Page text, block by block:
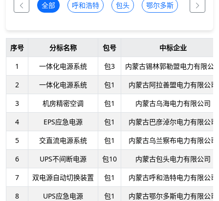
全部 呼和浩特 包头 鄂尔多斯 乌兰察布
序号 分标名称 包号
中标企业
1
一体化电源系统 包3
内蒙古锡林郭勒盟电力有限公
2
一体化电源系统 包1
内蒙古阿拉善盟电力有限公司
3
机房精密空调 包1
内蒙古乌海电力有限公司
4
EPS应急电源 包1
内蒙古巴彦淖尔电力有限公司
5
交直流电源系统 包1
内蒙古乌兰察布电力有限公司
6
UPS不间断电源 包10
内蒙古包头电力有限公司
7
双电源自动切换装置 包1
内蒙古呼和浩特电力有限公司
8
UPS应急电源 包1 内蒙古鄂尔多斯电力有限公司